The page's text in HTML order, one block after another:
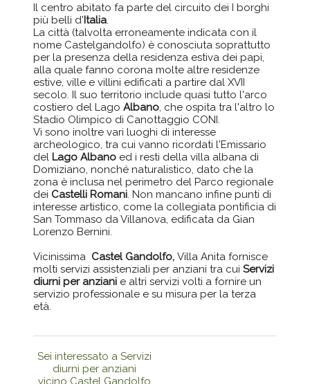
Il centro abitato fa parte del circuito dei I borghi
più belli d'Italia.
La città (talvolta erroneamente indicata con il
nome Castelgandolfo) è conosciuta soprattutto
per la presenza della residenza estiva dei papi,
alla quale fanno corona molte altre residenze
estive, ville e villini edificati a partire dal XVII
secolo. Il suo territorio include quasi tutto l'arco
costiero del LagoAlbano, che ospita tra l'altro lo
Stadio Olimpico di Canottaggio CONI.
Vi sono inoltre vari luoghi di interesse
archeologico, tra cui vanno ricordati l'Emissario
del Lago Albano ed i resti della villa albana di
Domiziano, nonché naturalistico, dato che la
zona è inclusa nel perimetro del Parco regionale
dei Castelli Romani. Non mancano infine punti di
interesse artistico, come la collegiata pontificia di
San Tommaso da Villanova, edificata da Gian
Lorenzo Bernini.
Vicinissima Castel Gandolfo, Villa Anita fornisce
molti servizi assistenziali per anziani tra cuiServizi
diurni per anziani e altri servizi volti a fornire un
servizio professionale e su misura per la terza
età.
Sei interessato a Servizi
diurni per anziani
vicino Castel Gandolfo